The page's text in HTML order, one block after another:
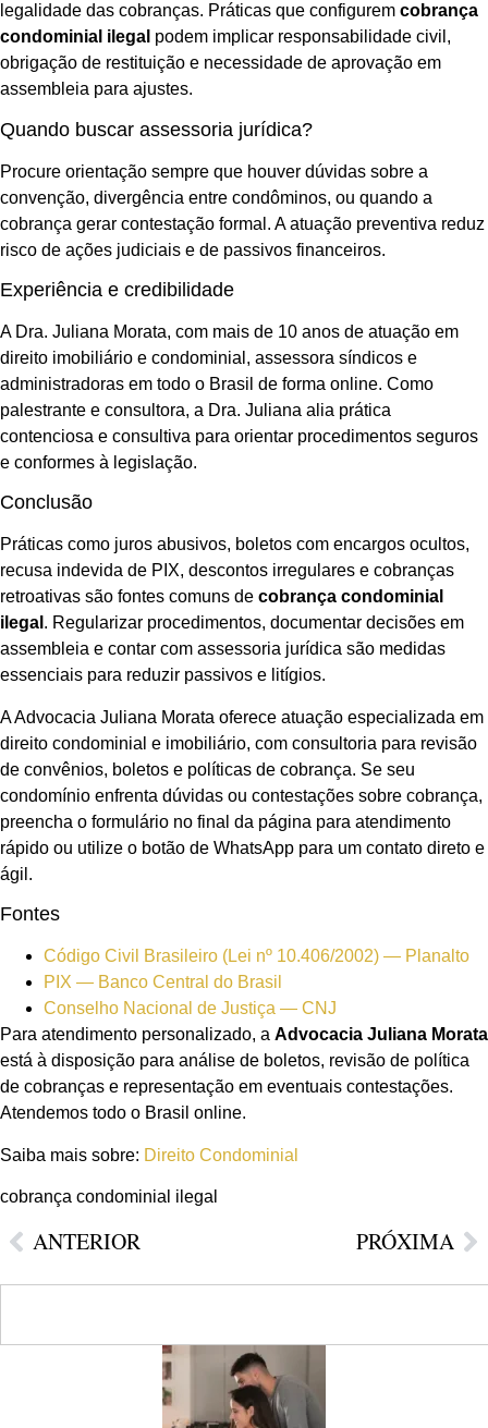
legalidade das cobranças. Práticas que configurem cobrança
condominial ilegal podem implicar responsabilidade civil,
obrigação de restituição e necessidade de aprovação em
assembleia para ajustes.
Quando buscar assessoria jurídica?
Procure orientação sempre que houver dúvidas sobre a
convenção, divergência entre condôminos, ou quando a
cobrança gerar contestação formal. A atuação preventiva reduz
risco de ações judiciais e de passivos financeiros.
Experiência e credibilidade
A Dra. Juliana Morata, com mais de 10 anos de atuação em
direito imobiliário e condominial, assessora síndicos e
administradoras em todo o Brasil de forma online. Como
palestrante e consultora, a Dra. Juliana alia prática
contenciosa e consultiva para orientar procedimentos seguros
e conformes à legislação.
Conclusão
Práticas como juros abusivos, boletos com encargos ocultos,
recusa indevida de PIX, descontos irregulares e cobranças
retroativas são fontes comuns de cobrança condominial
ilegal . Regularizar procedimentos, documentar decisões em
assembleia e contar com assessoria jurídica são medidas
essenciais para reduzir passivos e litígios.
A Advocacia Juliana Morata oferece atuação especializada em
direito condominial e imobiliário, com consultoria para revisão
de convênios, boletos e políticas de cobrança. Se seu
condomínio enfrenta dúvidas ou contestações sobre cobrança,
preencha o formulário no final da página para atendimento
rápido ou utilize o botão de WhatsApp para um contato direto e
ágil.
Fontes
Código Civil Brasileiro (Lei nº 10.406/2002) — Planalto
PIX — Banco Central do Brasil
Conselho Nacional de Justiça — CNJ
Para atendimento personalizado, a Advocacia Juliana Morata
está à disposição para análise de boletos, revisão de política
de cobranças e representação em eventuais contestações.
Atendemos todo o Brasil online.
Saiba mais sobre: Direito Condominial
cobrança condominial ilegal
ANTERIOR PRÓXIMA